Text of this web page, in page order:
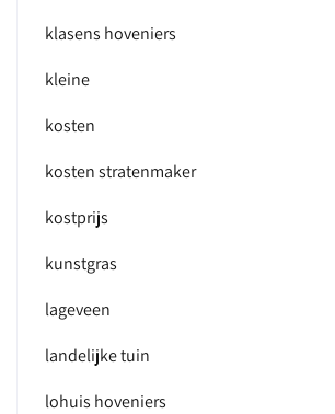
klasens hoveniers
kleine
kosten
kosten stratenmaker
kostprijs
kunstgras
lageveen
landelijke tuin
lohuis hoveniers